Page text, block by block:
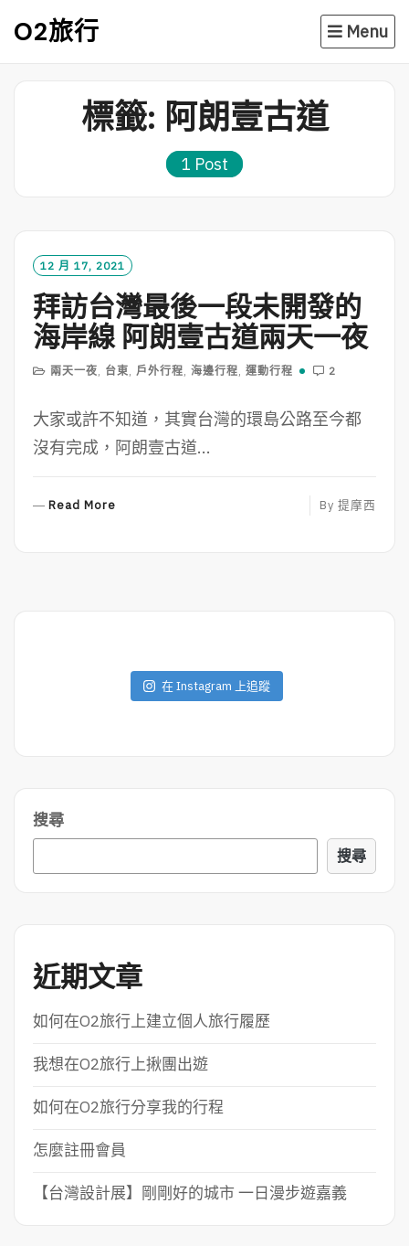
O2旅行 Menu
標籤: 阿朗壹古道
1 Post
12 月 17, 2021
拜訪台灣最後一段未開發的
海岸線 阿朗壹古道兩天一夜
兩天一夜, 台東, 戶外行程, 海邊行程, 運動行程 2
大家或許不知道，其實台灣的環島公路至今都
沒有完成，阿朗壹古道...
Read More By 提摩西
在 Instagram 上追蹤
搜尋
搜尋
近期文章
如何在O2旅行上建立個人旅行履歷
我想在O2旅行上揪團出遊
如何在O2旅行分享我的行程
怎麼註冊會員
【台灣設計展】剛剛好的城市 一日漫步遊嘉義